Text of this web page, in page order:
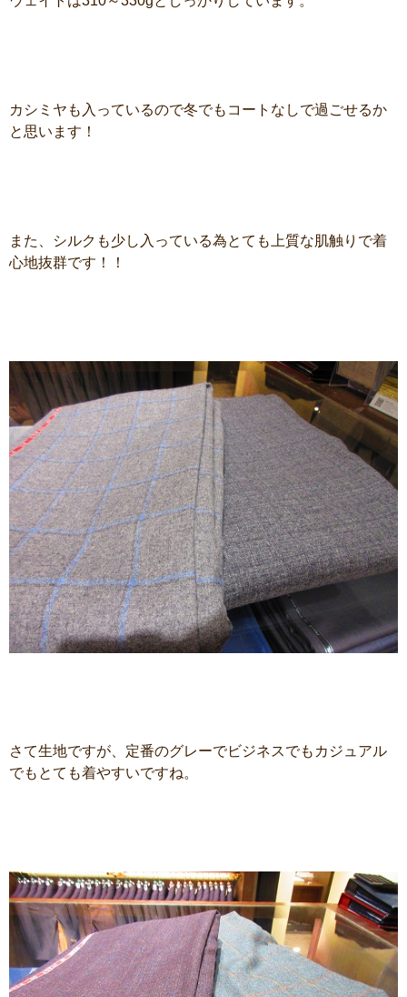
カシミヤも入っているので冬でもコートなしで過ごせるか
と思います！
また、シルクも少し入っている為とても上質な肌触りで着
心地抜群です！！
さて生地ですが、定番のグレーでビジネスでもカジュアル
でもとても着やすいですね。